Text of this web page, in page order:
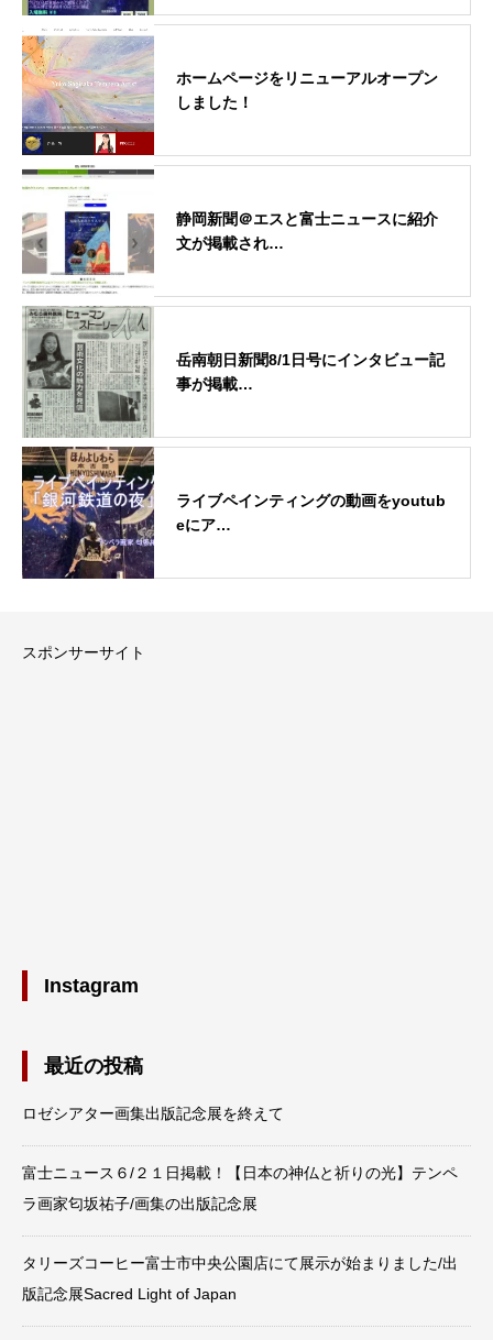
ホームページをリニューアルオープン
しました！
静岡新聞＠エスと富士ニュースに紹介
文が掲載され…
岳南朝日新聞8/1日号にインタビュー記
事が掲載…
ライブペインティングの動画をyoutub
eにア…
スポンサーサイト
Instagram
最近の投稿
ロゼシアター画集出版記念展を終えて
富士ニュース６/２１日掲載！【日本の神仏と祈りの光】テンペ
ラ画家匂坂祐子/画集の出版記念展
タリーズコーヒー富士市中央公園店にて展示が始まりました/出
版記念展Sacred Light of Japan